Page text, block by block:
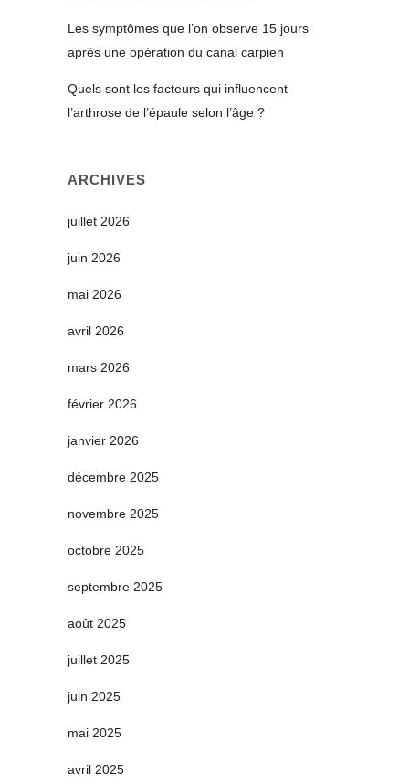
Les symptômes que l’on observe 15 jours
après une opération du canal carpien
Quels sont les facteurs qui influencent
l’arthrose de l’épaule selon l’âge ?
ARCHIVES
juillet 2026
juin 2026
mai 2026
avril 2026
mars 2026
février 2026
janvier 2026
décembre 2025
novembre 2025
octobre 2025
septembre 2025
août 2025
juillet 2025
juin 2025
mai 2025
avril 2025